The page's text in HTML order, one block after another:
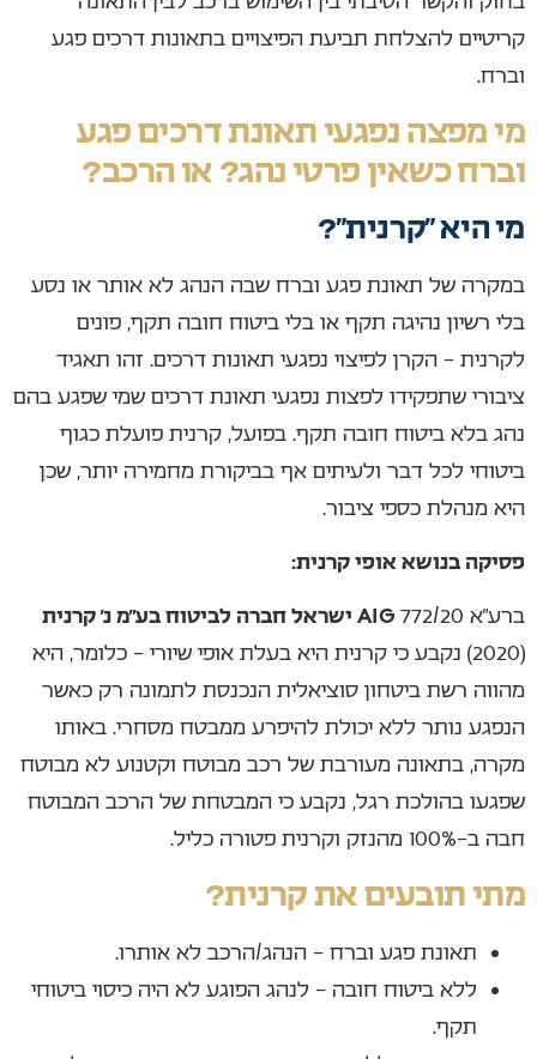
קריטיים להצלחת תביעת הפיצויים בתאונות דרכים פגע
וברח.
מי מפצה נפגעי תאונת דרכים פגע
וברח כשאין פרטי נהג? או הרכב?
מי היא “קרנית”?
במקרה של תאונת פגע וברח שבה הנהג לא אותר או נסע
בלי רשיון נהיגה תקף או בלי ביטוח חובה תקף, פונים
לקרנית – הקרן לפיצוי נפגעי תאונות דרכים. זהו תאגיד
ציבורי שתפקידו לפצות נפגעי תאונת דרכים שמי שפגע בהם
נהג בלא ביטוח חובה תקף. בפועל, קרנית פועלת כגוף
ביטוחי לכל דבר ולעיתים אף בביקורת מחמירה יותר, שכן
היא מנהלת כספי ציבור.
פסיקה בנושא אופי קרנית:
ברע”א 772/20
AIG ישראל חברה לביטוח בע”מ נ’ קרנית
(2020) נקבע כי קרנית היא בעלת אופי שיורי – כלומר, היא
מהווה רשת ביטחון סוציאלית הנכנסת לתמונה רק כאשר
הנפגע נותר ללא יכולת להיפרע ממבטח מסחרי. באותו
מקרה, בתאונה מעורבת של רכב מבוטח וקטנוע לא מבוטח
שפגעו בהולכת רגל, נקבע כי המבטחת של הרכב המבוטח
חבה ב-100% מהנזק וקרנית פטורה כליל.
מתי תובעים את קרנית?
תאונת פגע וברח – הנהג/הרכב לא אותרו.
ללא ביטוח חובה – לנהג הפוגע לא היה כיסוי ביטוחי
תקף.